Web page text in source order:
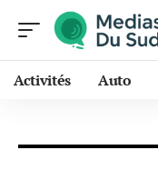
Activités Auto